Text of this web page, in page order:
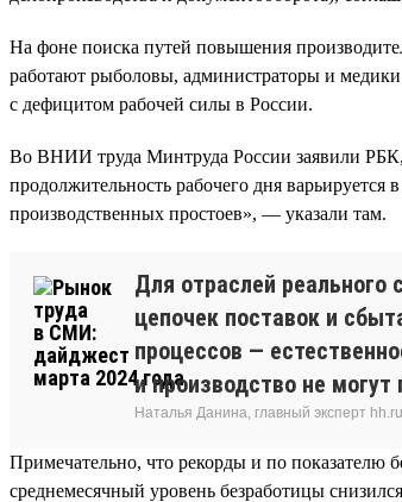
На фоне поиска путей повышения
работают рыболовы, администраторы и
с дефицитом рабочей силы в России.
Во ВНИИ труда Минтруда России заявили РБК,
продолжительность рабочего дня
производственных простоев», — указали там.
Для отраслей реального
цепочек поставок и
процессов —
и производство не
Наталья Данина, главный эксперт
Примечательно, что рекорды и по показателю
среднемесячный уровень безработицы